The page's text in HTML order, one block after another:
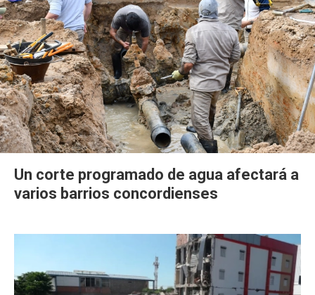
Un corte programado de agua afectará a
varios barrios concordienses